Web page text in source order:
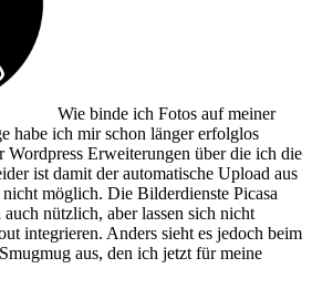
Wie binde ich Fotos auf meiner
habe ich mir schon länger erfolglos
Wordpress Erweiterungen über die ich die
ist damit der automatische Upload aus
möglich. Die Bilderdienste Picasa
nützlich, aber lassen sich nicht
integrieren. Anders sieht es jedoch beim
aus, den ich jetzt für meine